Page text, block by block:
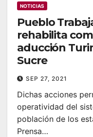
NOTICIAS
Pueblo
rehabilita
aducción
Sucre
SEP 27, 2021
Dichas acciones
operatividad del
población de los
Prensa…